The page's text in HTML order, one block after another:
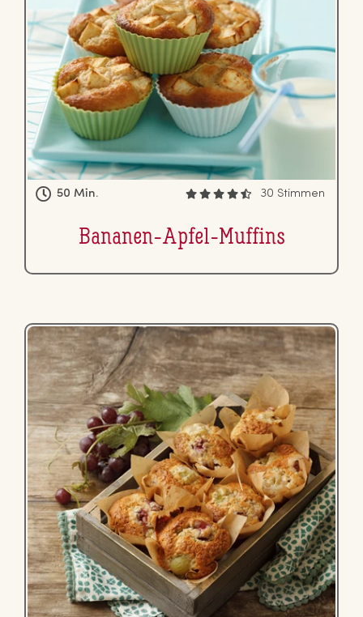
50 Min. 30 Stimmen
Bananen-Apfel-Muffins